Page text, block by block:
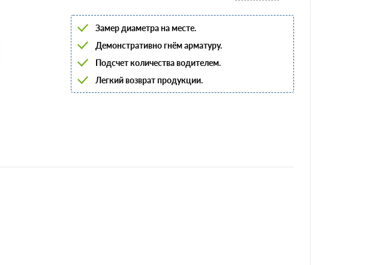
Замер диаметра на месте.
Демонстративно гнём арматуру.
Подсчет количества водителем.
Легкий возврат продукции.